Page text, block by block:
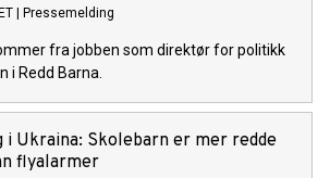
Pressemelding
fra jobben som direktør for politikk
i Redd Barna.
i Ukraina: Skolebarn er mer redde
flyalarmer